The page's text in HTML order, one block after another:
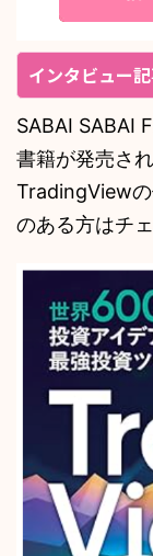
インタビュー
SABAI SABAI
書籍が発売され
TradingView
のある方はチ